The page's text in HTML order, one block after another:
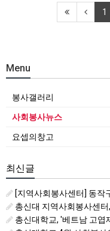
1
Menu
봉사갤러리
사회봉사뉴스
요셉의창고
최신글
[지역사회봉사센터] 동작구시
총신대 지역사회봉사센터, 글로벌케
총신대학교, '베트남 고엽제